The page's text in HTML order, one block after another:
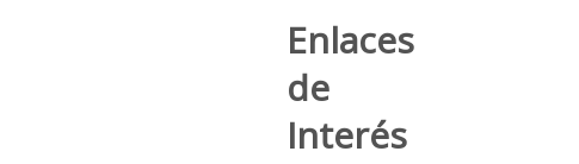
Enlaces
de
Interés